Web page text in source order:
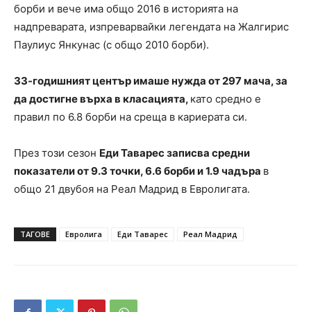
борби и вече има общо 2016 в историята на
надпреварата, изпреварвайки легендата на Жалгирис
Паулиус Янкунас (с общо 2010 борби).
33-годишният център имаше нужда от 297 мача, за
да достигне върха в класацията, като средно е
правил по 6.8 борби на среща в кариерата си.
През този сезон Еди Таварес записва средни
показатели от 9.3 точки, 6.6 борби и 1.9 чадъра в
общо 21 двубоя на Реал Мадрид в Евролигата.
ТАГОВЕ Евролига Еди Таварес Реал Мадрид